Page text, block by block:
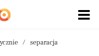
separacja